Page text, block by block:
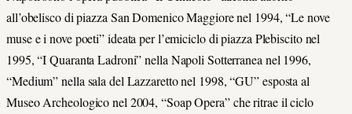
all’obelisco di piazza San Domenico Maggiore nel 1994, “Le nove
muse e i nove poeti” ideata per l’emiciclo di piazza Plebiscito nel
1995, “I Quaranta Ladroni” nella Napoli Sotterranea nel 1996,
“Medium” nella sala del Lazzaretto nel 1998, “GU” esposta al
Museo Archeologico nel 2004, “Soap Opera” che ritrae il ciclo